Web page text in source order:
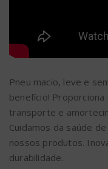
Pneu macio, leve e
benefício!
transporte e
Cuidamos da saúde
nossos produtos.
durabilidade.